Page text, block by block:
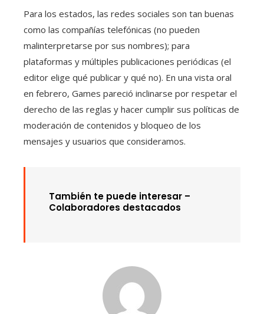
Para los estados, las redes sociales son tan buenas
como las compañías telefónicas (no pueden
malinterpretarse por sus nombres); para
plataformas y múltiples publicaciones periódicas (el
editor elige qué publicar y qué no). En una vista oral
en febrero, Games pareció inclinarse por respetar el
derecho de las reglas y hacer cumplir sus políticas de
moderación de contenidos y bloqueo de los
mensajes y usuarios que consideramos.
También te puede interesar –
Colaboradores destacados